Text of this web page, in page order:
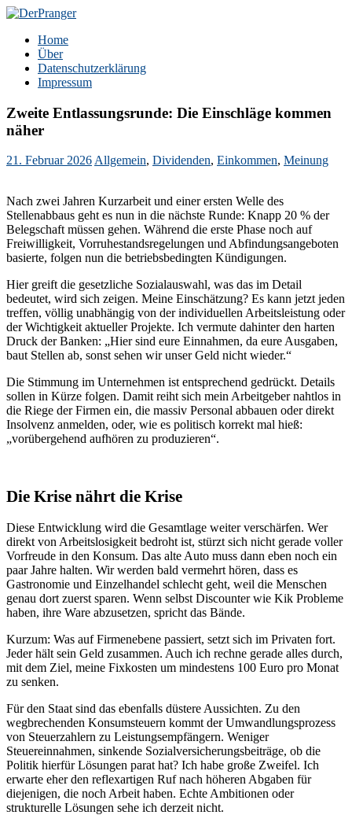
Zum
springen
DerPranger
Finanzen, Freiheit, Prangerei
Home
Über
Datenschutzerklärung
Impressum
Zweite Entlassungsrunde: Die Einschläge kommen
näher
21. Februar 2026Allgemein, Dividenden, Einkommen, Meinung
Nach zwei Jahren Kurzarbeit und einer ersten Welle des
Stellenabbaus geht es nun in die nächste Runde: Knapp 20 % der
Belegschaft müssen gehen. Während die erste Phase noch auf
Freiwilligkeit, Vorruhestandsregelungen und Abfindungsangeboten
basierte, folgen nun die betriebsbedingten Kündigungen.
Hier greift die gesetzliche Sozialauswahl, was das im Detail
bedeutet, wird sich zeigen. Meine Einschätzung? Es kann jetzt jeden
treffen, völlig unabhängig von der individuellen Arbeitsleistung oder
der Wichtigkeit aktueller Projekte. Ich vermute dahinter den harten
Druck der Banken: „Hier sind eure Einnahmen, da eure Ausgaben,
baut Stellen ab, sonst sehen wir unser Geld nicht wieder.“
Die Stimmung im Unternehmen ist entsprechend gedrückt. Details
sollen in Kürze folgen. Damit reiht sich mein Arbeitgeber nahtlos in
die Riege der Firmen ein, die massiv Personal abbauen oder direkt
Insolvenz anmelden, oder, wie es politisch korrekt mal hieß:
„vorübergehend aufhören zu produzieren“.
Die Krise nährt die Krise
Diese Entwicklung wird die Gesamtlage weiter verschärfen. Wer
direkt von Arbeitslosigkeit bedroht ist, stürzt sich nicht gerade voller
Vorfreude in den Konsum. Das alte Auto muss dann eben noch ein
paar Jahre halten. Wir werden bald vermehrt hören, dass es
Gastronomie und Einzelhandel schlecht geht, weil die Menschen
genau dort zuerst sparen. Wenn selbst Discounter wie Kik Probleme
haben, ihre Ware abzusetzen, spricht das Bände.
Kurzum: Was auf Firmenebene passiert, setzt sich im Privaten fort.
Jeder hält sein Geld zusammen. Auch ich rechne gerade alles durch,
mit dem Ziel, meine Fixkosten um mindestens 100 Euro pro Monat
zu senken.
Für den Staat sind das ebenfalls düstere Aussichten. Zu den
wegbrechenden Konsumsteuern kommt der Umwandlungsprozess
von Steuerzahlern zu Leistungsempfängern. Weniger
Steuereinnahmen, sinkende Sozialversicherungsbeiträge, ob die
Politik hierfür Lösungen parat hat? Ich habe große Zweifel. Ich
erwarte eher den reflexartigen Ruf nach höheren Abgaben für
diejenigen, die noch Arbeit haben. Echte Ambitionen oder
strukturelle Lösungen sehe ich derzeit nicht.